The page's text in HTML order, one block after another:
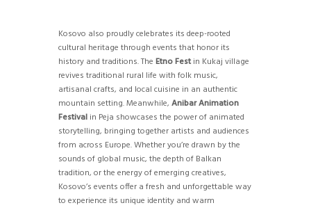
Kosovo also proudly celebrates its deep-rooted
cultural heritage through events that honor its
history and traditions. The Etno Festin Kukaj village
revives traditional rural life with folk music,
artisanal crafts, and local cuisine in an authentic
mountain setting. Meanwhile, Anibar Animation
Festival in Peja showcases the power of animated
storytelling, bringing together artists and audiences
from across Europe. Whether you’re drawn by the
sounds of global music, the depth of Balkan
tradition, or the energy of emerging creatives,
Kosovo’s events offer a fresh and unforgettable way
to experience its unique identity and warm